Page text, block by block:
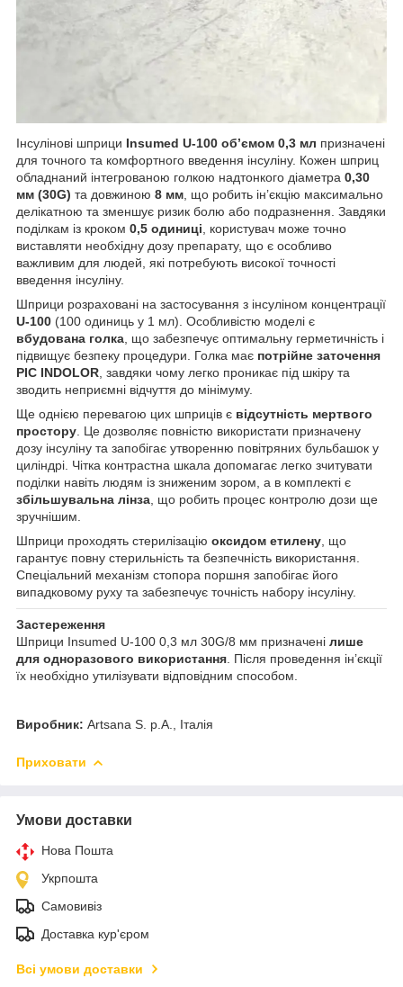
Інсулінові шприци Insumed U-100 об’ємом 0,3 мл призначені
для точного та комфортного введення інсуліну. Кожен шприц
обладнаний інтегрованою голкою надтонкого діаметра 0,30
мм (30G) та довжиною 8 мм , що робить ін’єкцію максимально
делікатною та зменшує ризик болю або подразнення. Завдяки
поділкам із кроком 0,5 одиниці , користувач може точно
виставляти необхідну дозу препарату, що є особливо
важливим для людей, які потребують високої точності
введення інсуліну.
Шприци розраховані на застосування з інсуліном концентрації
U-100 (100 одиниць у 1 мл). Особливістю моделі є
вбудована голка , що забезпечує оптимальну герметичність і
підвищує безпеку процедури. Голка має потрійне заточення
PIC INDOLOR , завдяки чому легко проникає під шкіру та
зводить неприємні відчуття до мінімуму.
Ще однією перевагою цих шприців є відсутність мертвого
простору . Це дозволяє повністю використати призначену
дозу інсуліну та запобігає утворенню повітряних бульбашок у
циліндрі. Чітка контрастна шкала допомагає легко зчитувати
поділки навіть людям із зниженим зором, а в комплекті є
збільшувальна лінза , що робить процес контролю дози ще
зручнішим.
Шприци проходять стерилізацію оксидом етилену , що
гарантує повну стерильність та безпечність використання.
Спеціальний механізм стопора поршня запобігає його
випадковому руху та забезпечує точність набору інсуліну.
Застереження
Шприци Insumed U-100 0,3 мл 30G/8 мм призначені лише
для одноразового використання . Після проведення ін’єкції
їх необхідно утилізувати відповідним способом.
Виробник: Artsana S. p.A., Італія
Приховати
Умови доставки
Нова Пошта
Укрпошта
Самовивіз
Доставка кур'єром
Всі умови доставки